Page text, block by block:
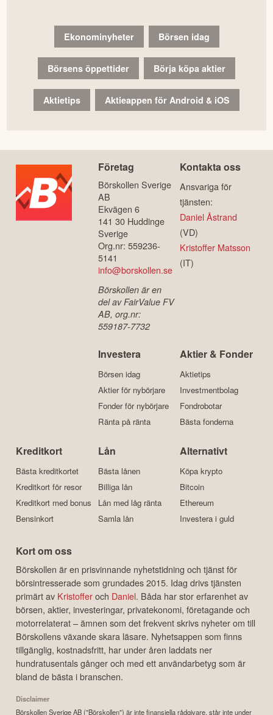
Ekonominyheter Börsen idag
Börsens öppettider Börja köpa aktier
Aktietips Aktieappen för Android & iOS
Företag
Börskollen Sverige
AB
Ekvägen 6
141 30 Huddinge
Sverige
Org.nr: 559236-
5141
info@borskollen.se
Börskollen är en
del av FairValue FV
AB, org.nr:
559187-7732
Kontakta oss
Ansvariga för
tjänsten:
Daniel Åstrand
(VD)
Kristoffer Matsson
(IT)
Investera
Börsen idag
Aktier för nybörjare
Fonder för nybörjare
Ränta på ränta
Aktier & Fonder
Aktietips
Investmentbolag
Fondrobotar
Bästa fonderna
Kreditkort
Bästa kreditkortet
Kreditkort för resor
Kreditkort med bonus
Bensinkort
Lån
Bästa lånen
Billiga lån
Lån med låg ränta
Samla lån
Alternativt
Köpa krypto
Bitcoin
Ethereum
Investera i guld
Kort om oss
Börskollen är en prisvinnande nyhetstidning och tjänst för
börsintresserade som grundades 2015. Idag drivs tjänsten
primärt av Kristofferoch Daniel. Båda har stor erfarenhet av
börsen, aktier, investeringar, privatekonomi, företagande och
motorrelaterat – ämnen som det frekvent skrivs nyheter om till
Börskollens växande skara läsare. Nyhetsappen som finns
tillgänglig, kostnadsfritt, har under åren laddats ner
hundratusentals gånger och med ett användarbetyg som är
bland de bästa i branschen.
Disclaimer
Börskollen Sverige AB ("Börskollen") är inte finansiella rådgivare, står inte under